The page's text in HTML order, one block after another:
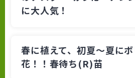
に大人気！
春に植えて、初夏～夏に
花！！春待ち(R)苗